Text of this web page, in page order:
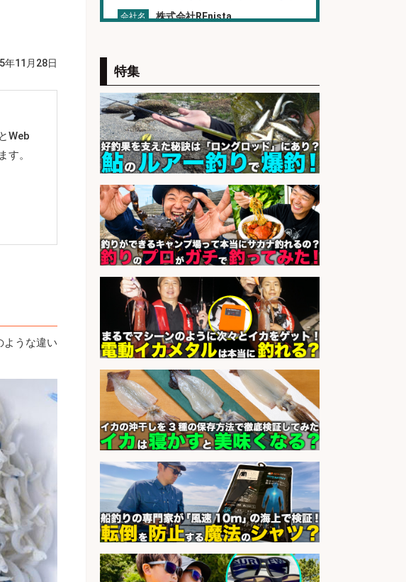
年11月28日
Web
す。
ような違い
会社名 株式会社REnista
倉庫での釣り用品の軽作業スタッ
フ/未経験歓迎/交通費支給/制服貸
与/正社員登用あり
会社名 株式会社REnista
sponsored by 求人ボックス
釣り具のかんたん軽作業/高収入/交
通費支給/制服貸与/正社員登用あり
会社名 株式会社REnista
sponsored by 求人ボックス
倉庫での釣り用品の軽作業スタッ
フ/未経験歓迎/交通費支給/制服貸
与/正社員登用あり
会社名 株式会社REnista
sponsored by 求人ボックス
和食, 日本料理・懐石料理/店長・店
長候補/ライブ感が満載!魚の価値を
上げ、食とエンタメで地域を元気に!
店長候補募集
会社名
魚と肴 いとおかし 魚と肴 いとお
かし
sponsored by 求人ボックス
製造「組立・加工」/釣り具部品の
製造企業にてNC旋盤加工機の操作
特集